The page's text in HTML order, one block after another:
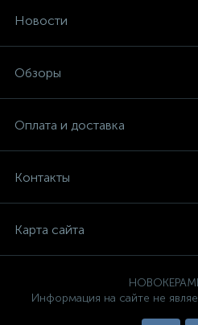
Новости
Обзоры
Оплата и доставка
Контакты
Карта сайта
Информация на сайте не